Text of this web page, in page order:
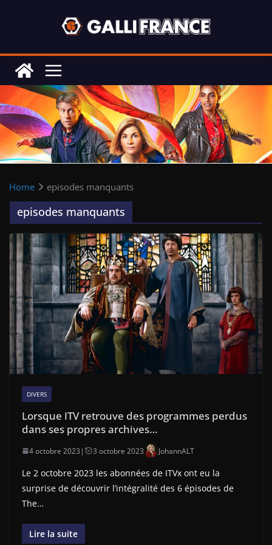
Home episodes manquants
episodes manquants
DIVERS
Lorsque ITV retrouve des programmes perdus
dans ses propres archives…
4 octobre 2023 | 3 octobre 2023 JohannALT
Le 2 octobre 2023 les abonnées de ITVx ont eu la
surprise de découvrir l’intégralité des 6 épisodes de
The…
Lire la suite